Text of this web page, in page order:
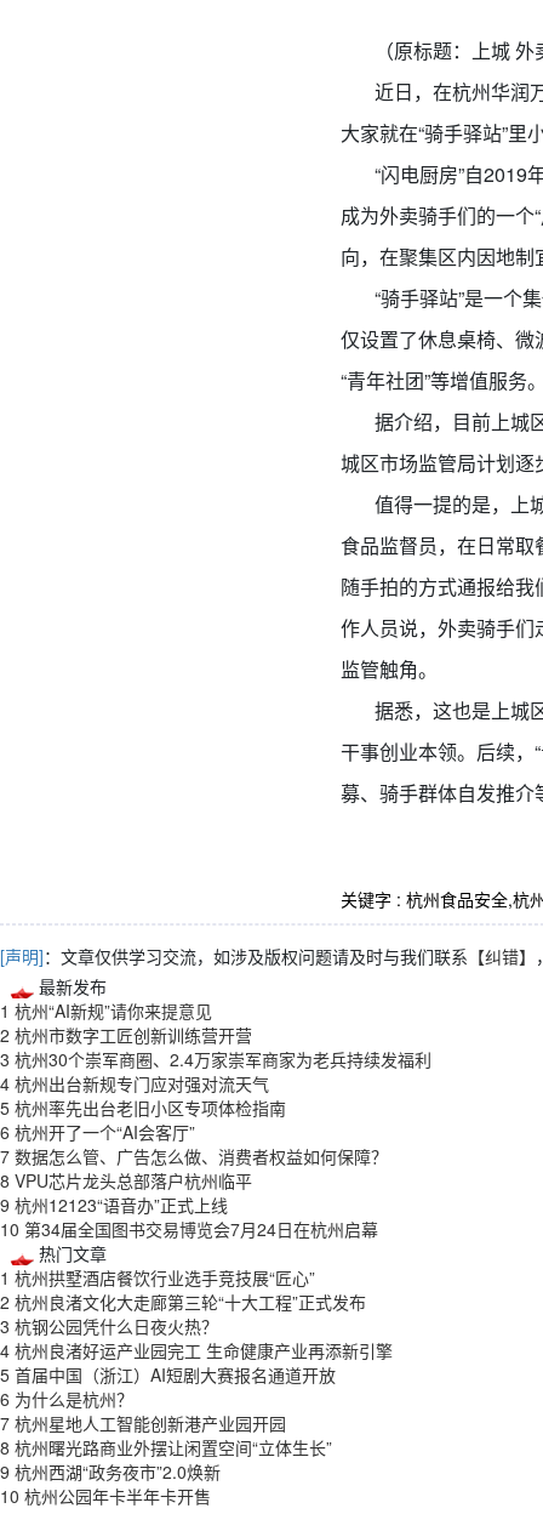
（原标题：上城 外
近日，在杭州华润万
大家就在“骑手驿站”
“闪电厨房”自2019
成为外卖骑手们的一个
向，在聚集区内因地制
“骑手驿站”是一个集
仅设置了休息桌椅、微
“青年社团”等增值服
据介绍，目前上城区
城区市场监管局计划逐
值得一提的是，上城
食品监督员，在日常
随手拍的方式通报给
作人员说，外卖骑手
监管触角。
据悉，这也是上城区
干事创业本领。后续，
募、骑手群体自发推介
关键字 : 杭州食品安全,杭
[声明]：文章仅供学习交流，如涉及版权问题请及时与我们联系 【纠错】
最新发布
1 杭州“AI新规”请你来提意见
2 杭州市数字工匠创新训练营开营
3 杭州30个崇军商圈、2.4万家崇军商家为老兵持续发福利
4 杭州出台新规专门应对强对流天气
5 杭州率先出台老旧小区专项体检指南
6 杭州开了一个“AI会客厅”
7 数据怎么管、广告怎么做、消费者权益如何保障？
8 VPU芯片龙头总部落户杭州临平
9 杭州12123“语音办”正式上线
10 第34届全国图书交易博览会7月24日在杭州启幕
热门文章
1 杭州拱墅酒店餐饮行业选手竞技展“匠心”
2 杭州良渚文化大走廊第三轮“十大工程”正式发布
3 杭钢公园凭什么日夜火热？
4 杭州良渚好运产业园完工 生命健康产业再添新引擎
5 首届中国（浙江）AI短剧大赛报名通道开放
6 为什么是杭州？
7 杭州星地人工智能创新港产业园开园
8 杭州曙光路商业外摆让闲置空间“立体生长”
9 杭州西湖“政务夜市”2.0焕新
10 杭州公园年卡半年卡开售